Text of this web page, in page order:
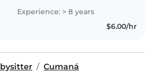
Experience: > 8 years
$6.00/hr
Cumaná